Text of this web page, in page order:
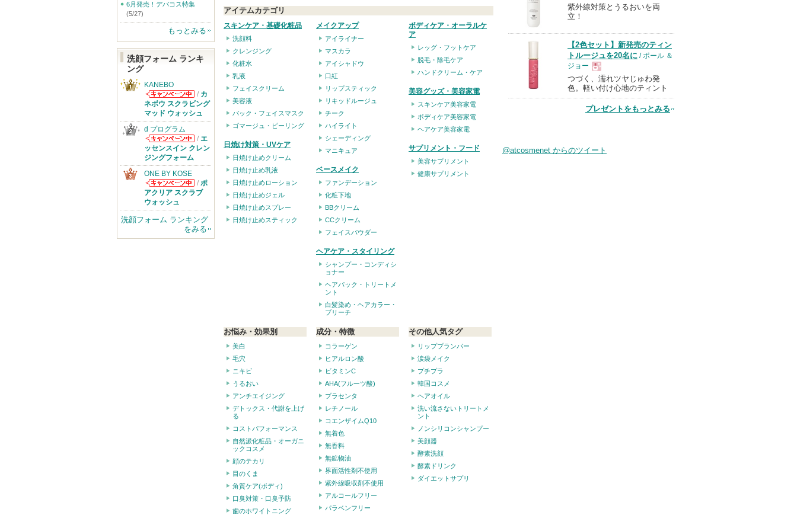
アイテムカテゴリ
スキンケア・基礎化粧品
洗顔料
クレンジング
化粧水
乳液
フェイスクリーム
美容液
パック・フェイスマスク
ゴマージュ・ピーリング
日焼け対策・UVケア
日焼け止めクリーム
日焼け止め乳液
日焼け止めローション
日焼け止めジェル
日焼け止めスプレー
日焼け止めスティック
メイクアップ
アイライナー
マスカラ
アイシャドウ
口紅
リップスティック
リキッドルージュ
チーク
ハイライト
シェーディング
マニキュア
ベースメイク
ファンデーション
化粧下地
BBクリーム
CCクリーム
フェイスパウダー
ヘアケア・スタイリング
シャンプー・コンディシ
ョナー
ヘアパック・トリートメ
ント
白髪染め・ヘアカラー・
ブリーチ
ボディケア・オーラルケ
ア
レッグ・フットケア
脱毛・除毛ケア
ハンドクリーム・ケア
美容グッズ・美容家電
スキンケア美容家電
ボディケア美容家電
ヘアケア美容家電
サプリメント・フード
美容サプリメント
健康サプリメント
お悩み・効果別
美白
毛穴
ニキビ
うるおい
アンチエイジング
デトックス・代謝を上げ
る
コストパフォーマンス
自然派化粧品・オーガニ
ックコスメ
顔のテカリ
目のくま
角質ケア(ボディ)
口臭対策・口臭予防
歯のホワイトニング
成分・特徴
コラーゲン
ヒアルロン酸
ビタミンC
AHA(フルーツ酸)
プラセンタ
レチノール
コエンザイムQ10
無着色
無香料
無鉱物油
界面活性剤不使用
紫外線吸収剤不使用
アルコールフリー
パラベンフリー
その他人気タグ
リッププランパー
涙袋メイク
プチプラ
韓国コスメ
ヘアオイル
洗い流さないトリートメ
ント
ノンシリコンシャンプー
美顔器
酵素洗顔
酵素ドリンク
ダイエットサプリ
現
品
紫外線対策とうるおいを両
立！
【2色セット】新発売のティン
トルージュを20名に / ポール ＆
ジョー
現
品
つづく、濡れツヤじゅわ発
色。軽い付け心地のティント
プレゼントをもっとみる
@atcosmenet からのツイート
6月発売！デパコス特集
(5/27)
もっとみる
洗顔フォーム ランキ
ング
KANEBO
KANEBOから
のお知らせがあ
ります
/ カ
ネボウ スクラビング
マッド ウォッシュ
d プログラム
d プログラムか
らのお知らせが
あります
/ エ
ッセンスイン クレン
ジングフォーム
ONE BY KOSE
ONE BY KOSE
からのお知らせ
があります
/ ポ
アクリア スクラブ
ウォッシュ
洗顔フォーム ランキング
をみる